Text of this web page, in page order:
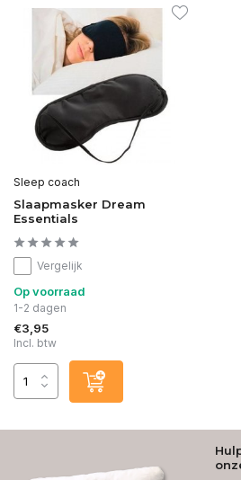
Sleep coach
Slaapmasker Dream
Essentials
Vergelijk
Op voorraad
1-2 dagen
€3,95
Incl. btw